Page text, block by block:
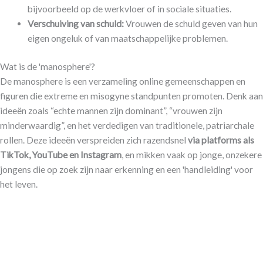
bijvoorbeeld op de werkvloer of in sociale situaties.
Verschuiving van schuld:Vrouwen de schuld geven van hun
eigen ongeluk of van maatschappelijke problemen.
Wat is de 'manosphere'?
De manosphere is een verzameling online gemeenschappen en
figuren die extreme en misogyne standpunten promoten. Denk aan
ideeën zoals “echte mannen zijn dominant”, “vrouwen zijn
minderwaardig”, en het verdedigen van traditionele, patriarchale
rollen. Deze ideeën verspreiden zich razendsnel via platforms als
TikTok, YouTube en Instagram, en mikken vaak op jonge, onzekere
jongens die op zoek zijn naar erkenning en een 'handleiding' voor
het leven.